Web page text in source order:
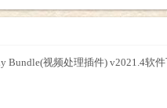
Bundle(视频处理插件) v2021.4